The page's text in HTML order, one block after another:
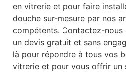
en vitrerie et pour faire
douche sur-mesure par nos
compétents. Contactez-nous
un devis gratuit et sans
là pour répondre à tous vos
vitrerie et pour vous offrir un